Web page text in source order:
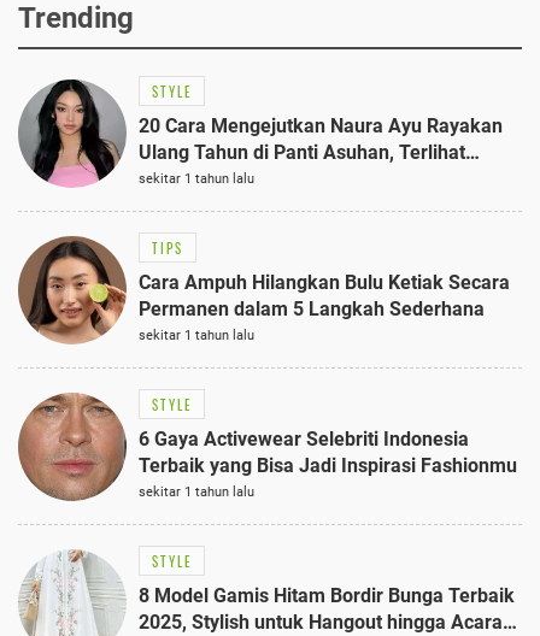
Trending
STYLE
20 Cara Mengejutkan Naura Ayu Rayakan
Ulang Tahun di Panti Asuhan, Terlihat
Anggun dengan Kaftan Cokelat
sekitar 1 tahun lalu
TIPS
Cara Ampuh Hilangkan Bulu Ketiak Secara
Permanen dalam 5 Langkah Sederhana
sekitar 1 tahun lalu
STYLE
6 Gaya Activewear Selebriti Indonesia
Terbaik yang Bisa Jadi Inspirasi Fashionmu
sekitar 1 tahun lalu
STYLE
8 Model Gamis Hitam Bordir Bunga Terbaik
2025, Stylish untuk Hangout hingga Acara